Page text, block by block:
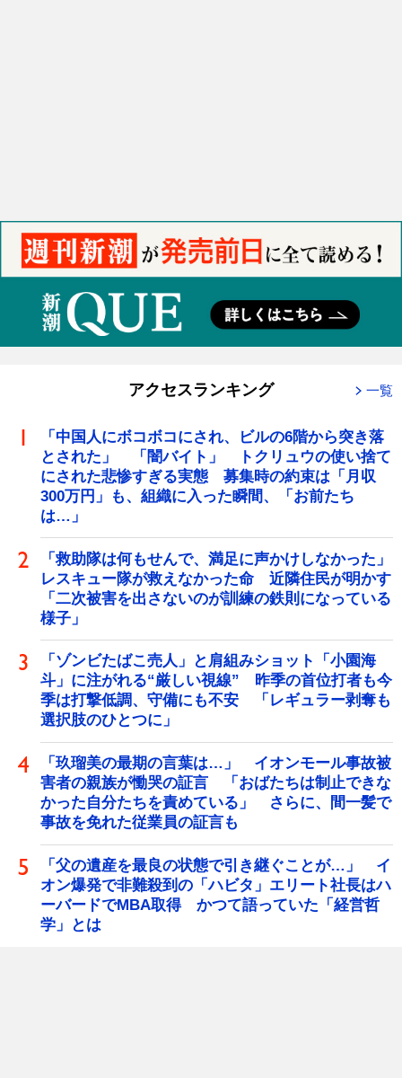
アクセスランキング 一覧
「中国人にボコボコにされ、ビルの6階から突き落
とされた」 「闇バイト」 トクリュウの使い捨て
にされた悲惨すぎる実態 募集時の約束は「月収
300万円」も、組織に入った瞬間、「お前たち
は…」
「救助隊は何もせんで、満足に声かけしなかった」
レスキュー隊が救えなかった命 近隣住民が明かす
「二次被害を出さないのが訓練の鉄則になっている
様子」
「ゾンビたばこ売人」と肩組みショット「小園海
斗」に注がれる“厳しい視線” 昨季の首位打者も今
季は打撃低調、守備にも不安 「レギュラー剥奪も
選択肢のひとつに」
「玖瑠美の最期の言葉は…」 イオンモール事故被
害者の親族が慟哭の証言 「おばたちは制止できな
かった自分たちを責めている」 さらに、間一髪で
事故を免れた従業員の証言も
「父の遺産を最良の状態で引き継ぐことが…」 イ
オン爆発で非難殺到の「ハビタ」エリート社長はハ
ーバードでMBA取得 かつて語っていた「経営哲
学」とは